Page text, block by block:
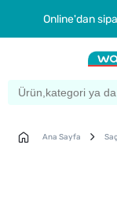
Online'dan
Ana Sayfa